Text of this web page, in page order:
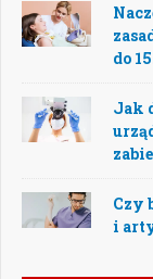
do
Jak
Czy
i